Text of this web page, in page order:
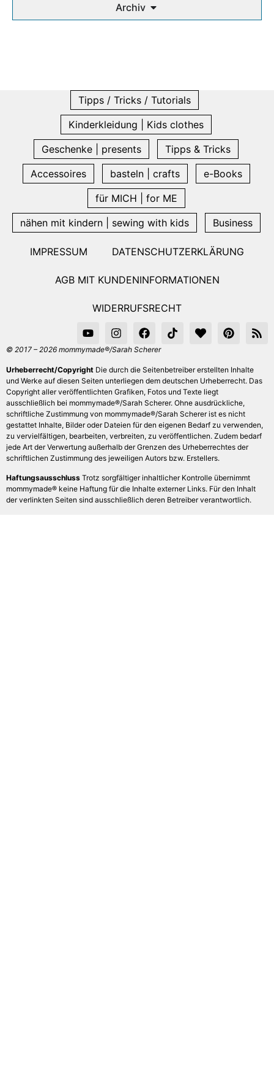
Archiv
Tipps / Tricks / Tutorials
Kinderkleidung | Kids clothes
Geschenke | presents
Tipps & Tricks
Accessoires
basteln | crafts
e-Books
für MICH | for ME
nähen mit kindern | sewing with kids
Business
IMPRESSUM DATENSCHUTZERKLÄRUNG
AGB MIT KUNDENINFORMATIONEN
WIDERRUFSRECHT
© 2017 – 2026 mommymade®/Sarah Scherer
Urheberrecht/Copyright Die durch die Seitenbetreiber erstellten Inhalte
und Werke auf diesen Seiten unterliegen dem deutschen Urheberrecht. Das
Copyright aller veröffentlichten Grafiken, Fotos und Texte liegt
ausschließlich bei mommymade®/Sarah Scherer. Ohne ausdrückliche,
schriftliche Zustimmung von mommymade®/Sarah Scherer ist es nicht
gestattet Inhalte, Bilder oder Dateien für den eigenen Bedarf zu verwenden,
zu vervielfältigen, bearbeiten, verbreiten, zu veröffentlichen. Zudem bedarf
jede Art der Verwertung außerhalb der Grenzen des Urheberrechtes der
schriftlichen Zustimmung des jeweiligen Autors bzw. Erstellers.
Haftungsausschluss Trotz sorgfältiger inhaltlicher Kontrolle übernimmt
mommymade® keine Haftung für die Inhalte externer Links. Für den Inhalt
der verlinkten Seiten sind ausschließlich deren Betreiber verantwortlich.